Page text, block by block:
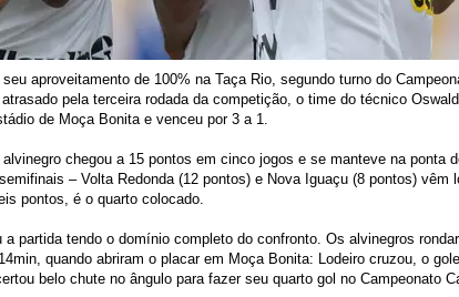
aproveitamento de 100% na Taça Rio, segundo turno do
pela terceira rodada da competição, o time do técnico
de Moça Bonita e venceu por 3 a 1.
chegou a 15 pontos em cinco jogos e se manteve na ponta
– Volta Redonda (12 pontos) e Nova Iguaçu (8 pontos) vêm
pontos, é o quarto colocado.
partida tendo o domínio completo do confronto. Os alvinegros
quando abriram o placar em Moça Bonita: Lodeiro cruzou, o
belo chute no ângulo para fazer seu quarto gol no Campeonato